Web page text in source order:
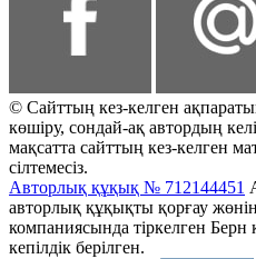
© Сайттың кез-келген
көшіру, сондай-ақ автордың
мақсатта сайттың кез-келген
сілтемесіз.
Авторлық құқық № 712144451
авторлық құқықты қорғау
компаниясында тіркелген
кепілдік берілген.